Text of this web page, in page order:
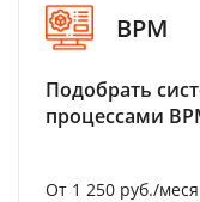
BPM
Подобрать
процессами
От 1 250 руб./